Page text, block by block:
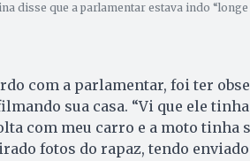
disse que a parlamentar estava indo “longe
com a parlamentar, foi ter
sua casa. “Vi que ele
com meu carro e a moto tinha
fotos do rapaz, tendo enviado